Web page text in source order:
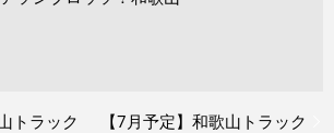
トラック 【7月予定】和歌山トラック